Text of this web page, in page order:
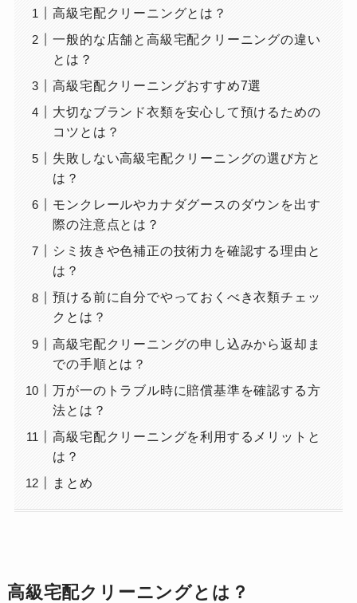
高級宅配クリーニングとは？
一般的な店舗と高級宅配クリーニングの違い
とは？
高級宅配クリーニングおすすめ7選
大切なブランド衣類を安心して預けるための
コツとは？
失敗しない高級宅配クリーニングの選び方と
は？
モンクレールやカナダグースのダウンを出す
際の注意点とは？
シミ抜きや色補正の技術力を確認する理由と
は？
預ける前に自分でやっておくべき衣類チェッ
クとは？
高級宅配クリーニングの申し込みから返却ま
での手順とは？
万が一のトラブル時に賠償基準を確認する方
法とは？
高級宅配クリーニングを利用するメリットと
は？
まとめ
高級宅配クリーニングとは？